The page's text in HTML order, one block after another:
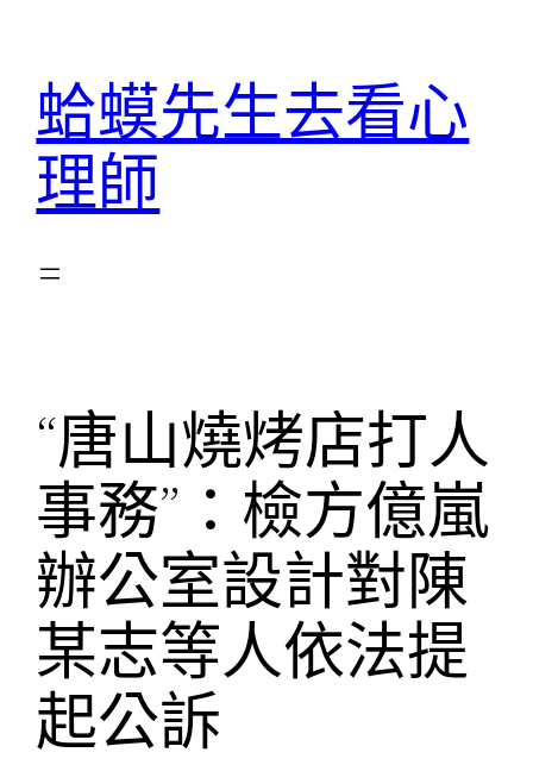
蛤蟆先生去看心
理師
“唐山燒烤店打人
事務”：檢方億嵐
辦公室設計對陳
某志等人依法提
起公訴